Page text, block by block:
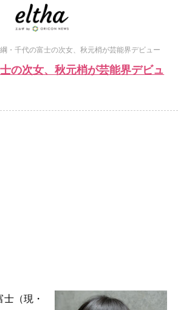
綱・千代の富士の次女、秋元梢が芸能界デビュー
の次女、秋元梢が芸能界デビュ
（現・